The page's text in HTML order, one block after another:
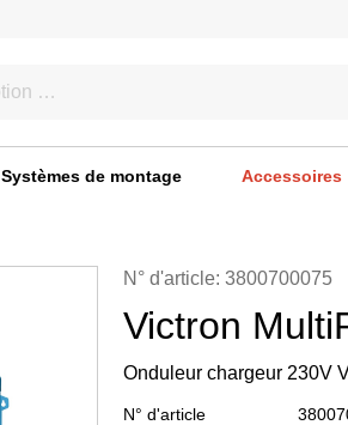
Systèmes de montage Accessoires
N° d'article: 3800700075
Victron
Onduleur chargeur 230V
N° d'article